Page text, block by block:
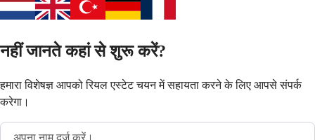
नहीं जानते कहां से शुरू करें?
हमारा विशेषज्ञ आपको रियल एस्टेट चयन में सहायता करने के लिए आपसे संपर्क
करेगा।